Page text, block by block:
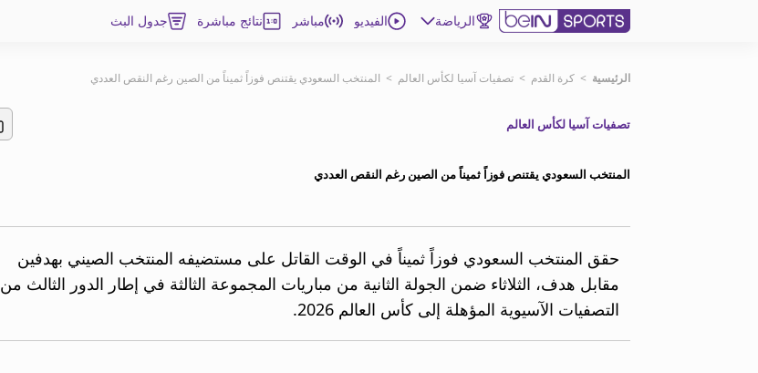
الرياضة الفيديو مباشر نتائج مباشرة جدول البث
اشترك
EN
MENA
إدارة التنبيهات
انضم إلى قائمة النشرة الإخبارية
beIN CONNECT
beIN MEDIA GROUP
الرئيسية > كرة القدم > تصفيات آسيا لكأس العالم > المنتخب السعودي يقتنص فوزاً ثميناً من الصين رغم النقص العددي
تصفيات آسيا لكأس العالم
المنتخب السعودي يقتنص فوزاً ثميناً من الصين رغم النقص العددي
حقق المنتخب السعودي فوزاً ثميناً في الوقت القاتل على مستضيفه المنتخب الصيني بهدفين
مقابل هدف، الثلاثاء ضمن الجولة الثانية من مباريات المجموعة الثالثة في إطار الدور الثالث من
التصفيات الآسيوية المؤهلة إلى كأس العالم 2026.